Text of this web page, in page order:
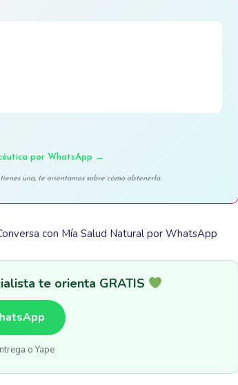
por WhatsApp →
una, te orientamos sobre cómo obtenerla.
con Mía Salud Natural por WhatsApp
te orienta GRATIS
o Yape